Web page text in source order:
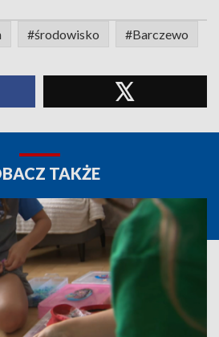
#środowisko #Barczewo
TAKŻE